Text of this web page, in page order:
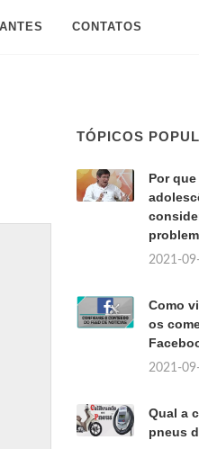
CONTATOS
TÓPICOS
Por
2021-
Como
os
2021-
Qual a
pneus